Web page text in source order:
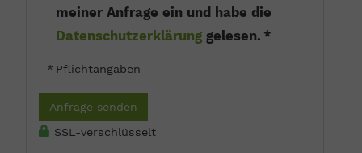
meiner Anfrage ein und habe die
Datenschutzerklärung gelesen. *
* Pflichtangaben
Anfrage senden
SSL-verschlüsselt